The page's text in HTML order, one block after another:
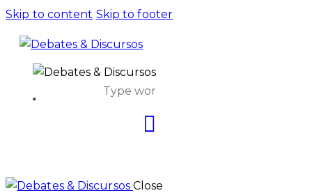
Skip to content Skip to footer
Close